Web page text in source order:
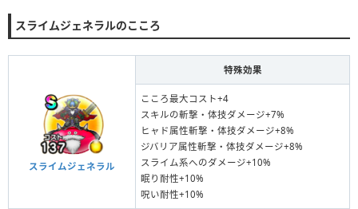
スライムジェネラルのこころ
スライムジェネラル
特殊効果
こころ最大コスト+4
スキルの斬撃・体技ダメージ+7%
ヒャド属性斬撃・体技ダメージ+8%
ジバリア属性斬撃・体技ダメージ+8%
スライム系へのダメージ+10%
眠り耐性+10%
呪い耐性+10%